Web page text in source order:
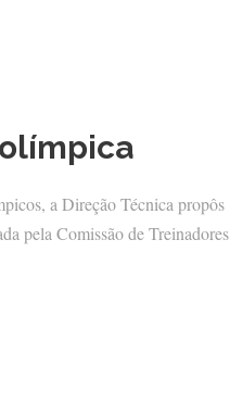
a Direção Técnica propôs
pela Comissão de Treinadores